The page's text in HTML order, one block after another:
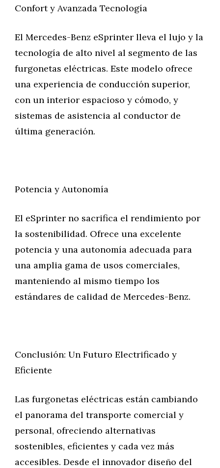
Confort y Avanzada Tecnología
El Mercedes-Benz eSprinter lleva el lujo y la
tecnología de alto nivel al segmento de las
furgonetas eléctricas. Este modelo ofrece
una experiencia de conducción superior,
con un interior espacioso y cómodo, y
sistemas de asistencia al conductor de
última generación.
Potencia y Autonomía
El eSprinter no sacrifica el rendimiento por
la sostenibilidad. Ofrece una excelente
potencia y una autonomía adecuada para
una amplia gama de usos comerciales,
manteniendo al mismo tiempo los
estándares de calidad de Mercedes-Benz.
Conclusión: Un Futuro Electrificado y
Eficiente
Las furgonetas eléctricas están cambiando
el panorama del transporte comercial y
personal, ofreciendo alternativas
sostenibles, eficientes y cada vez más
accesibles. Desde el innovador diseño del